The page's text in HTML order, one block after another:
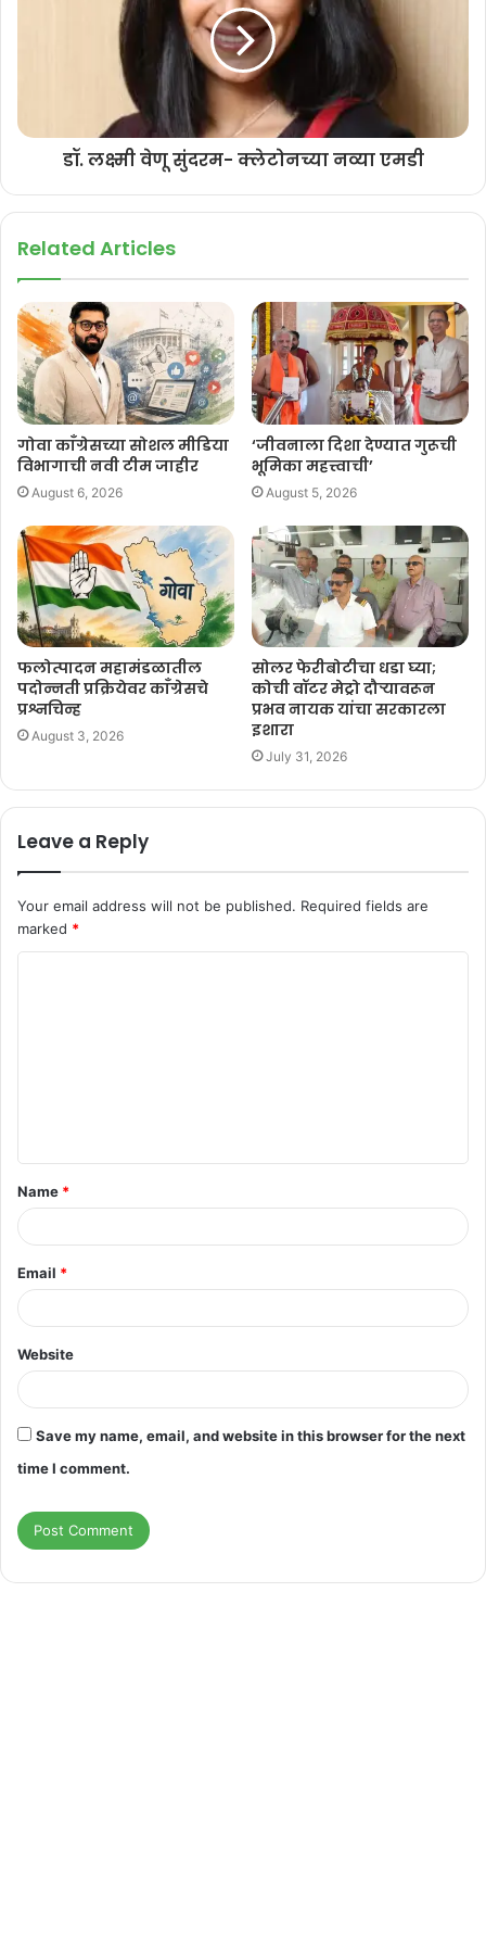
डॉ. लक्ष्मी वेणू सुंदरम- क्लेटोनच्या नव्या एमडी
Related Articles
गोवा काँग्रेसच्या सोशल मीडिया
विभागाची नवी टीम जाहीर
August 6, 2026
‘जीवनाला दिशा देण्यात गुरूची
भूमिका महत्त्वाची’
August 5, 2026
फलोत्पादन महामंडळातील
पदोन्नती प्रक्रियेवर काँग्रेसचे
प्रश्नचिन्ह
August 3, 2026
सोलर फेरीबोटीचा धडा घ्या;
कोची वॉटर मेट्रो दौऱ्यावरून
प्रभव नायक यांचा सरकारला
इशारा
July 31, 2026
Leave a Reply
Your email address will not be published. Required fields are
marked *
t
*
Name *
Email *
Website
Save my name, email, and website in this browser for the next
time I comment.